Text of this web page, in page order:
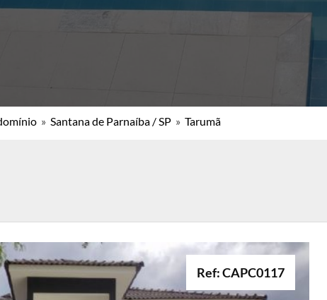
» Santana de Parnaíba / SP » Tarumã
Ref: CAPC0117